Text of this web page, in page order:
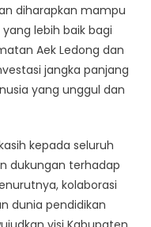
diharapkan mampu
lebih baik bagi
Aek Ledong dan
jangka panjang
yang unggul dan
kepada seluruh
dukungan terhadap
kolaborasi
dunia pendidikan